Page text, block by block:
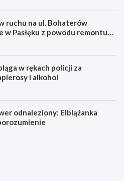
ruchu na ul. Bohaterów
Pasłęku z powodu remontu
w rękach policji za
i alkohol
odnaleziony: Elblążanka